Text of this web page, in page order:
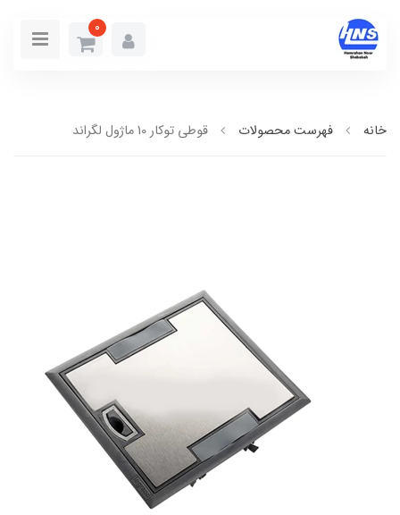
0
خانه فهرست محصولات قوطي توکار 10 ماژول لگراند